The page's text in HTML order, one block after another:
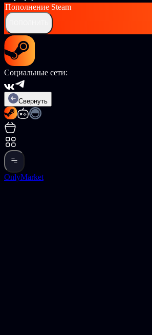
Пополнение Steam
Социальные сети:
Свернуть
OnlyMarket